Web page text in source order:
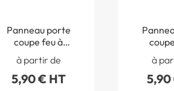
Panneau porte
coupe feu à
maintenir fermée
avec pictogramme -
STF 1728S
à partir de
5,90 € HT
avec
STF
à
5,90